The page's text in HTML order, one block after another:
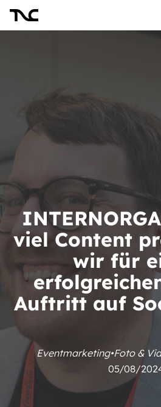
viel Content
wir für
Auftritt auf
Eventmarketing•Foto &
05/08/